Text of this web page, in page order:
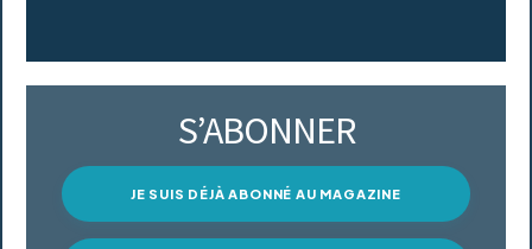
S’ABONNER
JE SUIS DÉJÀ ABONNÉ AU MAGAZINE